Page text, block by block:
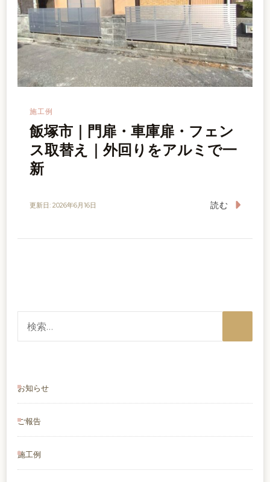
施工例
飯塚市｜門扉・車庫扉・フェン
ス取替え｜外回りをアルミで一
新
更新日: 2026年6月16日 読む
お知らせ
ご報告
施工例